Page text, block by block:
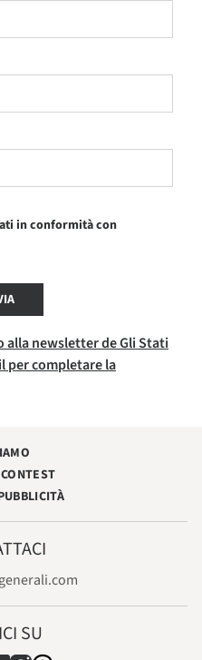
in conformità con
alla newsletter de Gli Stati
per completare la
SU